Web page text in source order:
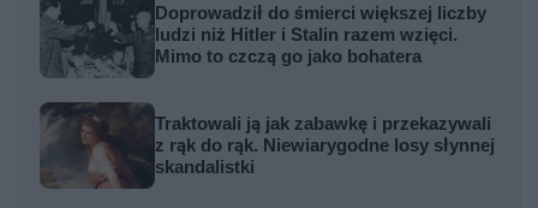
Doprowadził do śmierci większej liczby
ludzi niż Hitler i Stalin razem wzięci.
Mimo to czczą go jako bohatera
Traktowali ją jak zabawkę i przekazywali
z rąk do rąk. Niewiarygodne losy słynnej
skandalistki